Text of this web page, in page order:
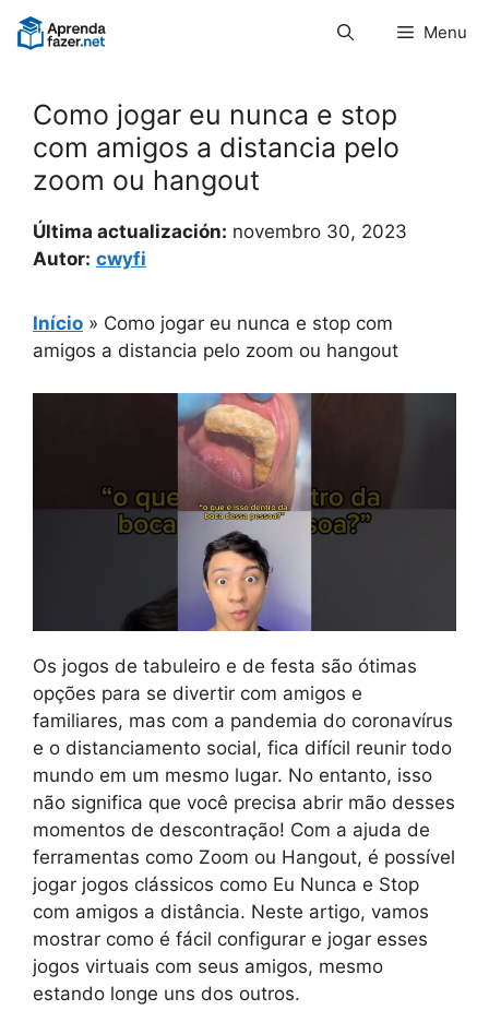
Pular
para
Menu
Como jogar eu nunca e stop
com amigos a distancia pelo
zoom ou hangout
Última actualización: novembro 30, 2023
Autor: cwyfi
Início » Como jogar eu nunca e stop com
amigos a distancia pelo zoom ou hangout
Os jogos de tabuleiro e de festa são ótimas
opções para se divertir com amigos e
familiares, mas com a pandemia do coronavírus
e o distanciamento social, fica difícil reunir todo
mundo em um mesmo lugar. No entanto, isso
não significa que você precisa abrir mão desses
momentos de descontração! Com a ajuda de
ferramentas como Zoom ou Hangout, é possível
jogar jogos clássicos como Eu Nunca e Stop
com amigos a distância. Neste artigo, vamos
mostrar como é fácil configurar e jogar esses
jogos virtuais com seus amigos, mesmo
estando longe uns dos outros.